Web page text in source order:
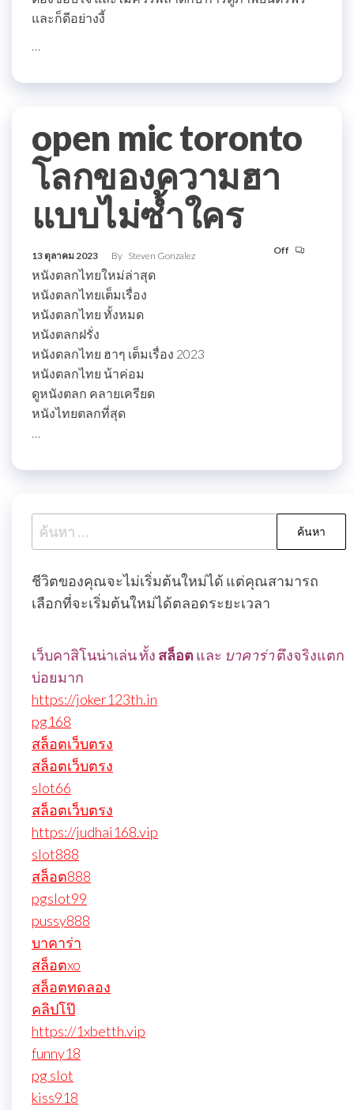
และก็ดีอย่างงี้
…
open mic toronto
โลกของความฮา
แบบไม่ซ้ำใคร
13 ตุลาคม 2023 By Steven Gonzalez Off
หนังตลกไทยใหม่ล่าสุด
หนังตลกไทยเต็มเรื่อง
หนังตลกไทย ทั้งหมด
หนังตลกฝรั่ง
หนังตลกไทย ฮาๆ เต็มเรื่อง 2023
หนังตลกไทย น้าค่อม
ดูหนังตลก คลายเครียด
หนังไทยตลกที่สุด
…
ค้นหา
สำหรับ:
ชีวิตของคุณจะไม่เริ่มต้นใหม่ได้ แต่คุณสามารถ
เลือกที่จะเริ่มต้นใหม่ได้ตลอดระยะเวลา
เว็บคาสิโนน่าเล่น ทั้ง สล็อตและ บาคาร่าตึงจริงแตก
บ่อยมาก
https://joker123th.in
pg168
สล็อตเว็บตรง
สล็อตเว็บตรง
slot66
สล็อตเว็บตรง
https://judhai168.vip
slot888
สล็อต888
pgslot99
pussy888
บาคาร่า
สล็อตxo
สล็อตทดลอง
คลิปโป๊
https://1xbetth.vip
funny18
pg slot
kiss918